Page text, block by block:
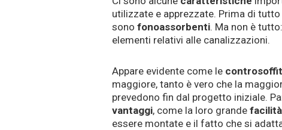
utilizzate e apprezzate. Prima di
sono fonoassorbenti. Ma non è
elementi relativi alle canalizzazioni.
Appare evidente come le
maggiore, tanto è vero che la
prevedono fin dal progetto iniziale.
vantaggi, come la loro grande
essere montate e il fatto che si